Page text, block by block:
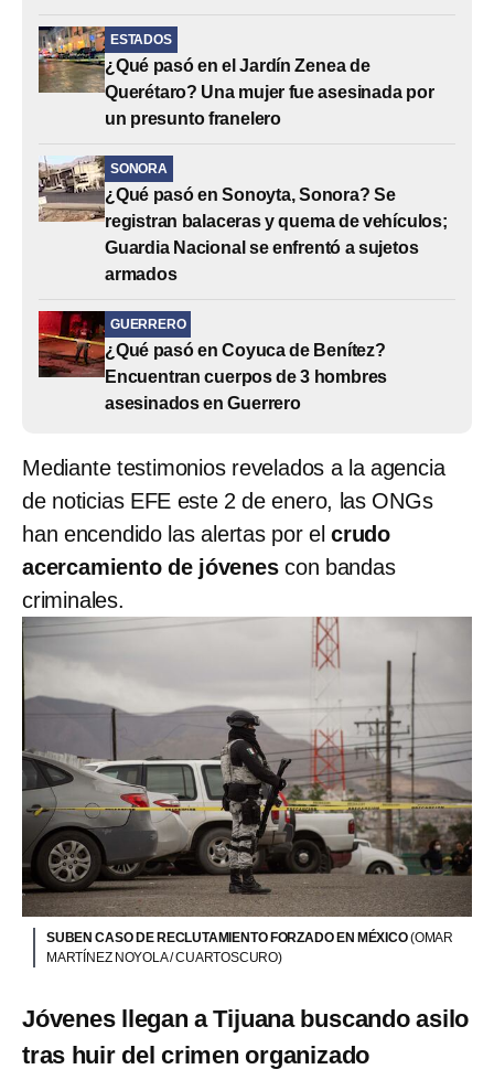
ESTADOS
¿Qué pasó en el Jardín Zenea de
Querétaro? Una mujer fue asesinada por
un presunto franelero
SONORA
¿Qué pasó en Sonoyta, Sonora? Se
registran balaceras y quema de vehículos;
Guardia Nacional se enfrentó a sujetos
armados
GUERRERO
¿Qué pasó en Coyuca de Benítez?
Encuentran cuerpos de 3 hombres
asesinados en Guerrero
Mediante testimonios revelados a la agencia
de noticias EFE este 2 de enero, las ONGs
han encendido las alertas por elcrudo
acercamiento de jóvenescon bandas
criminales.
SUBEN CASO DE RECLUTAMIENTO FORZADO EN MÉXICO(OMAR
MARTÍNEZ NOYOLA / CUARTOSCURO)
Jóvenes llegan a Tijuana buscando asilo
tras huir del crimen organizado